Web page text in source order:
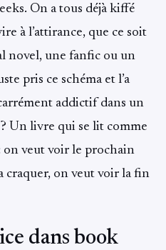
On a tous déjà kiffé
à l’attirance, que ce soit
novel, une fanfic ou un
pris ce schéma et l’a
addictif dans un
Un livre qui se lit comme
veut voir le prochain
craquer, on veut voir la fin
dans book